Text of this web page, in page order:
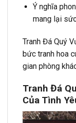
Ý nghĩa
mang lại
Tranh Đá Quý
bức tranh hoa
gian phòng
Tranh Đá
Của Tình